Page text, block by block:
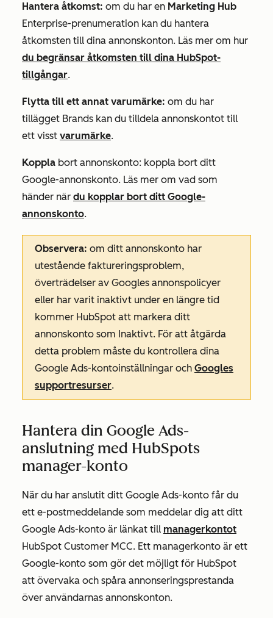
Hantera åtkomst: om du har en Marketing Hub
Enterprise-prenumeration kan du hantera
åtkomsten till dina annonskonton. Läs mer om hur
du begränsar åtkomsten till dina HubSpot-
tillgångar.
Flytta till ett annat varumärke: om du har
tillägget Brands kan du tilldela annonskontot till
ett visst varumärke.
Koppla bort annonskonto: koppla bort ditt
Google-annonskonto. Läs mer om vad som
händer när du kopplar bort ditt Google-
annonskonto.
Observera: om ditt annonskonto har
utestående faktureringsproblem,
överträdelser av Googles annonspolicyer
eller har varit inaktivt under en längre tid
kommer HubSpot att markera ditt
annonskonto som Inaktivt. För att åtgärda
detta problem måste du kontrollera dina
Google Ads-kontoinställningar och Googles
supportresurser.
Hantera din Google Ads-
anslutning med HubSpots
manager-konto
När du har anslutit ditt Google Ads-konto får du
ett e-postmeddelande som meddelar dig att ditt
Google Ads-konto är länkat till managerkontot
HubSpot Customer MCC. Ett managerkonto är ett
Google-konto som gör det möjligt för HubSpot
att övervaka och spåra annonseringsprestanda
över användarnas annonskonton.